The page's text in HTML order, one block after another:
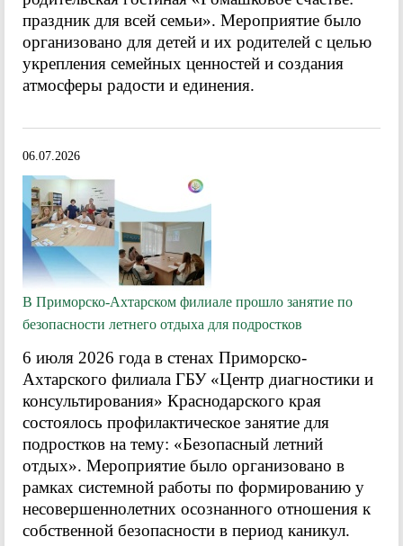
праздник для всей семьи». Мероприятие было
организовано для детей и их родителей с целью
укрепления семейных ценностей и создания
атмосферы радости и единения.
06.07.2026
В Приморско-Ахтарском филиале прошло занятие по
безопасности летнего отдыха для подростков
6 июля 2026 года в стенах Приморско-
Ахтарского филиала ГБУ «Центр диагностики и
консультирования» Краснодарского края
состоялось профилактическое занятие для
подростков на тему: «Безопасный летний
отдых». Мероприятие было организовано в
рамках системной работы по формированию у
несовершеннолетних осознанного отношения к
собственной безопасности в период каникул.